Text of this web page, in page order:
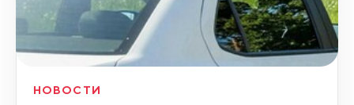
НОВОСТИ